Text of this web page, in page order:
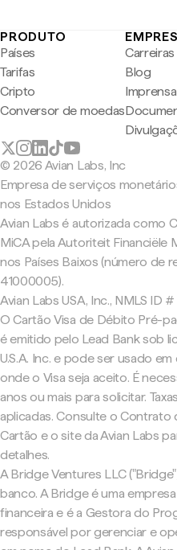
PRODUTO
Países
Tarifas
Cripto
Conversor de moedas
Carreiras
Blog
Imprensa
© 2026 Avian Labs, Inc
Empresa de serviços
nos Estados Unidos
Avian Labs é autorizada como
MiCA pela Autoriteit Financiële
nos Países Baixos (número de
41000005).
Avian Labs USA, Inc., NMLS ID
O Cartão Visa de Débito Pré-
é emitido pelo Lead Bank sob
U.S.A. Inc. e pode ser usado
onde o Visa seja aceito. É
anos ou mais para solicitar.
aplicadas. Consulte o Contrato
Cartão e o site da Avian Labs
detalhes.
A Bridge Ventures LLC
banco. A Bridge é uma
financeira e é a Gestora do
responsável por gerenciar e